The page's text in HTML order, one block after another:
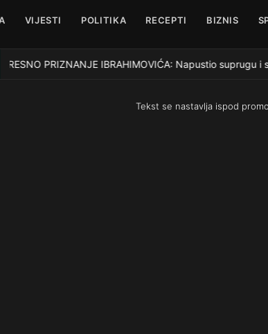
VIJESTI POLITIKA RECEPTI BIZNIS
PRIZNANJE IBRAHIMOVIĆA: Napustio suprugu i
Tekst se nastavlja ispod